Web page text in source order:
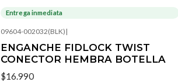
Entrega inmediata
09604-002032(BLK) |
ENGANCHE FIDLOCK TWIST
CONECTOR HEMBRA BOTELLA
$16.990